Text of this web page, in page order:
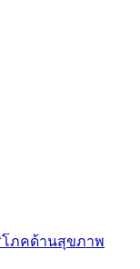
โภคด้านสุขภาพ